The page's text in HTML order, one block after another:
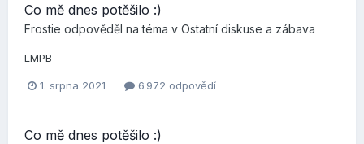
Co mě dnes potěšilo :)
Frostie odpověděl na téma v Ostatní diskuse a zábava
LMPB
1. srpna 2021 6 972 odpovědí
Co mě dnes potěšilo :)